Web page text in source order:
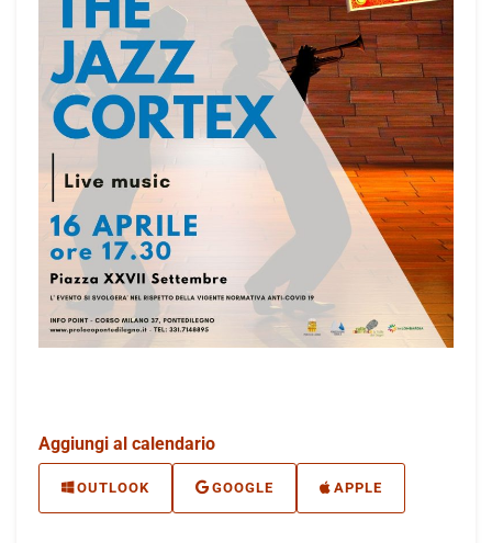
Aggiungi al calendario
OUTLOOK GOOGLE APPLE